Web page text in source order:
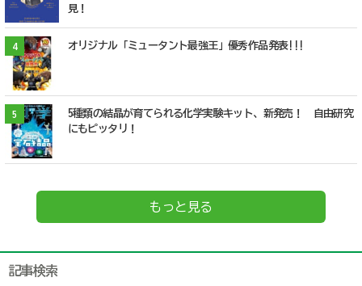
見！
4 オリジナル「ミュータント最強王」優秀作品発表!!!
5
5種類の結晶が育てられる化学実験キット、新発売！ 自由研究
にもピッタリ！
もっと見る
記事検索